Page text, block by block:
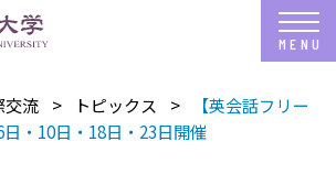
交流 トピックス
【英会話フリー
・10日・18日・23日開催